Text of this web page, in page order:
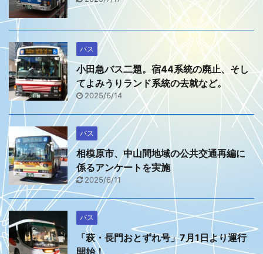
バス
小田急バス二題。宿44系統の廃止、そし
てよみうりランド系統の去就など。
2025/6/14
バス
相模原市、中山間地域の公共交通再編に
係るアンケートを実施
2025/6/11
バス
「萩・長門おとずれ号」7月1日より運行
開始！